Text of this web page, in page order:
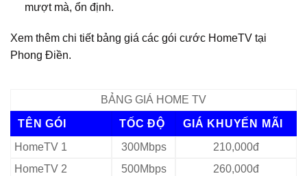
mượt mà, ổn định.
Xem thêm chi tiết bảng giá các gói cước HomeTV tại
Phong Điền.
BẢNG GIÁ HOME TV
TÊN GÓI TỐC ĐỘ
GIÁ KHUYẾN MÃI
HomeTV 1
300Mbps
210,000đ
HomeTV 2
500Mbps
260,000đ